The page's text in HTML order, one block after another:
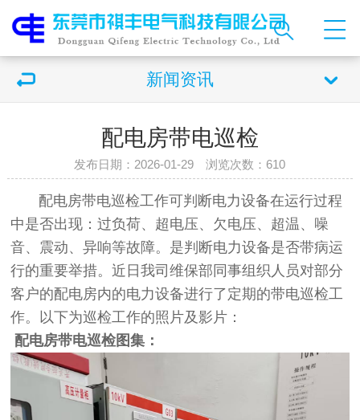
新闻资讯
配电房带电巡检
发布日期：2026-01-29 浏览次数： 610
配电房带电巡检工作可判断电力设备在运行过程
中是否出现：过负荷、超电压、欠电压、超温、噪
音、震动、异响等故障。是判断电力设备是否带病运
行的重要举措。近日我司维保部同事组织人员对部分
客户的配电房内的电力设备进行了定期的带电巡检工
作。以下为巡检工作的照片及影片：
配电房带电巡检图集：